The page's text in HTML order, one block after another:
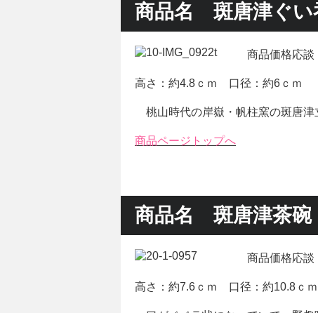
商品名 斑唐津ぐ
商品価格応談
高さ：約4.8ｃｍ 口径：約6ｃｍ
桃山時代の岸嶽・帆柱窯の斑唐津
商品ページトップへ
商品名 斑唐津茶
商品価格応談
高さ：約7.6ｃｍ 口径：約10.8ｃｍ